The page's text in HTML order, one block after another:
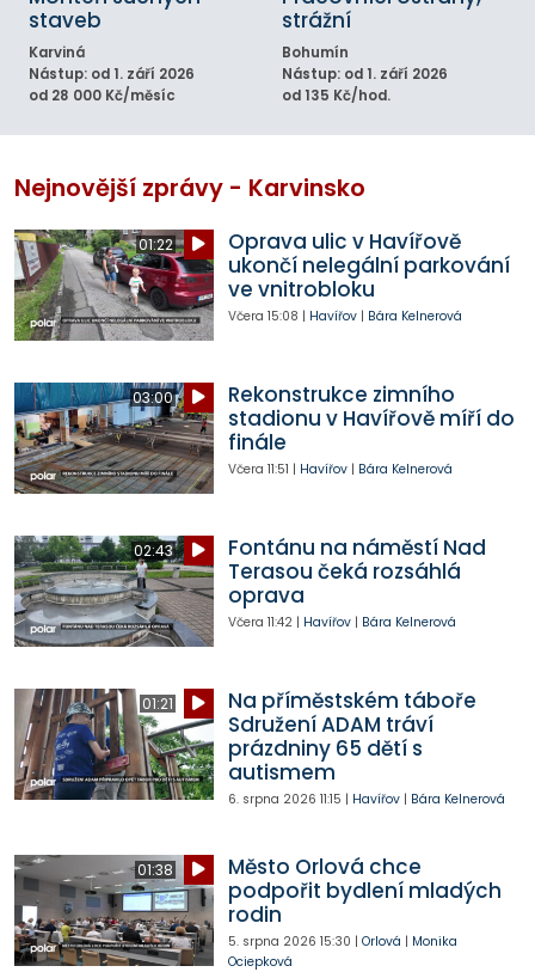
staveb
Karviná
Nástup: od 1. září 2026
od 28 000 Kč/měsíc
strážní
Bohumín
Nástup: od 1. září 2026
od 135 Kč/hod.
Nejnovější zprávy - Karvinsko
01:22
Oprava ulic v Havířově
ukončí nelegální parkování
ve vnitrobloku
Včera 15:08 | Havířov| Bára Kelnerová
03:00
Rekonstrukce zimního
stadionu v Havířově míří do
finále
Včera 11:51 | Havířov| Bára Kelnerová
02:43
Fontánu na náměstí Nad
Terasou čeká rozsáhlá
oprava
Včera 11:42| Havířov| Bára Kelnerová
01:21
Na příměstském táboře
Sdružení ADAM tráví
prázdniny 65 dětí s
autismem
6. srpna 2026 11:15 | Havířov| Bára Kelnerová
01:38
Město Orlová chce
podpořit bydlení mladých
rodin
5. srpna 2026 15:30 | Orlová | Monika
Ociepková